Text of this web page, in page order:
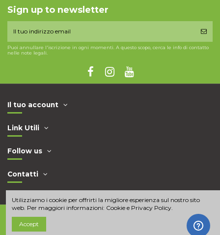
Sign up to newsletter
Puoi annullare l'iscrizione in ogni momenti. A questo scopo, cerca le info di contatto
nelle note legali.
Il tuo account
Link Utili
Follow us
Contatti
Utilizziamo i cookie per offrirti la migliore esperienza sul nostro sito
web. Per maggiori informazioni: Cookie e Privacy Policy.
Accept